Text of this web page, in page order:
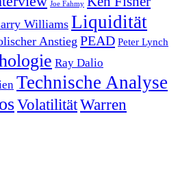
Joe Fahmy
WilliamsLiquidität
Anstieg PEAD Peter Lynch
Ray Dalio
Technische Analyse
VolatilitätWarren